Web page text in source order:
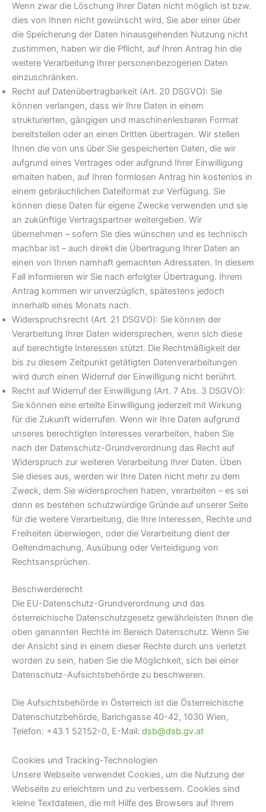
Wenn zwar die Löschung Ihrer Daten nicht möglich ist bzw.
dies von Ihnen nicht gewünscht wird, Sie aber einer über
die Speicherung der Daten hinausgehenden Nutzung nicht
zustimmen, haben wir die Pflicht, auf Ihren Antrag hin die
weitere Verarbeitung Ihrer personenbezogenen Daten
einzuschränken.
Recht auf Datenübertragbarkeit (Art. 20 DSGVO): Sie
können verlangen, dass wir Ihre Daten in einem
strukturierten, gängigen und maschinenlesbaren Format
bereitstellen oder an einen Dritten übertragen. Wir stellen
Ihnen die von uns über Sie gespeicherten Daten, die wir
aufgrund eines Vertrages oder aufgrund Ihrer Einwilligung
erhalten haben, auf Ihren formlosen Antrag hin kostenlos in
einem gebräuchlichen Dateiformat zur Verfügung. Sie
können diese Daten für eigene Zwecke verwenden und sie
an zukünftige Vertragspartner weitergeben. Wir
übernehmen – sofern Sie dies wünschen und es technisch
machbar ist – auch direkt die Übertragung Ihrer Daten an
einen von Ihnen namhaft gemachten Adressaten. In diesem
Fall informieren wir Sie nach erfolgter Übertragung. Ihrem
Antrag kommen wir unverzüglich, spätestens jedoch
innerhalb eines Monats nach.
Widerspruchsrecht (Art. 21 DSGVO): Sie können der
Verarbeitung Ihrer Daten widersprechen, wenn sich diese
auf berechtigte Interessen stützt. Die Rechtmäßigkeit der
bis zu diesem Zeitpunkt getätigten Datenverarbeitungen
wird durch einen Widerruf der Einwilligung nicht berührt.
Recht auf Widerruf der Einwilligung (Art. 7 Abs. 3 DSGVO):
Sie können eine erteilte Einwilligung jederzeit mit Wirkung
für die Zukunft widerrufen. Wenn wir Ihre Daten aufgrund
unseres berechtigten Interesses verarbeiten, haben Sie
nach der Datenschutz-Grundverordnung das Recht auf
Widerspruch zur weiteren Verarbeitung Ihrer Daten. Üben
Sie dieses aus, werden wir Ihre Daten nicht mehr zu dem
Zweck, dem Sie widersprochen haben, verarbeiten – es sei
denn es bestehen schutzwürdige Gründe auf unserer Seite
für die weitere Verarbeitung, die Ihre Interessen, Rechte und
Freiheiten überwiegen, oder die Verarbeitung dient der
Geltendmachung, Ausübung oder Verteidigung von
Rechtsansprüchen.
Beschwerderecht
Die EU-Datenschutz-Grundverordnung und das
österreichische Datenschutzgesetz gewährleisten Ihnen die
oben genannten Rechte im Bereich Datenschutz. Wenn Sie
der Ansicht sind in einem dieser Rechte durch uns verletzt
worden zu sein, haben Sie die Möglichkeit, sich bei einer
Datenschutz-Aufsichtsbehörde zu beschweren.
Die Aufsichtsbehörde in Österreich ist die Österreichische
Datenschutzbehörde, Barichgasse 40-42, 1030 Wien,
Telefon: +43 1 52152-0, E-Mail: dsb@dsb.gv.at
Cookies und Tracking-Technologien
Unsere Webseite verwendet Cookies, um die Nutzung der
Webseite zu erleichtern und zu verbessern. Cookies sind
kleine Textdateien, die mit Hilfe des Browsers auf Ihrem